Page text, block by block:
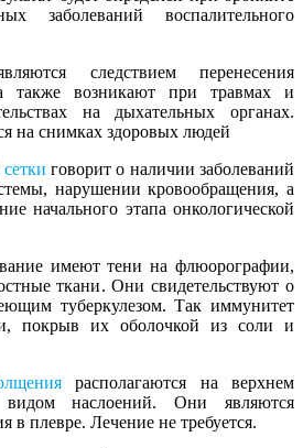
заболеваний воспалительного
следствием перенесения
также возникают при травмах и
на дыхательных органах.
на снимках здоровых людей
говорит о наличии заболеваний
нарушении кровообращения, а
начального этапа онкологической
имеют тени на флюорографии,
ткани. Они свидетельствуют о
туберкулезом. Так иммунитет
покрыв их оболочкой из соли и
располагаются на верхнем
наслоений. Они являются
в плевре. Лечение не требуется.